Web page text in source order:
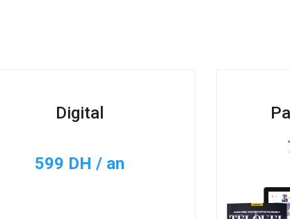
Digital
599 DH / an